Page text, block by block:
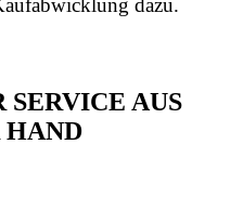
dazu.
AUS
HAND